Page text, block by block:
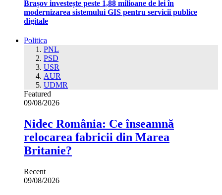
Brașov investește peste 1,88 milioane de lei în
modernizarea sistemului GIS pentru servicii publice
digitale
Politica
PNL
PSD
USR
AUR
UDMR
Featured
09/08/2026
Nidec România: Ce înseamnă
relocarea fabricii din Marea
Britanie?
Recent
09/08/2026